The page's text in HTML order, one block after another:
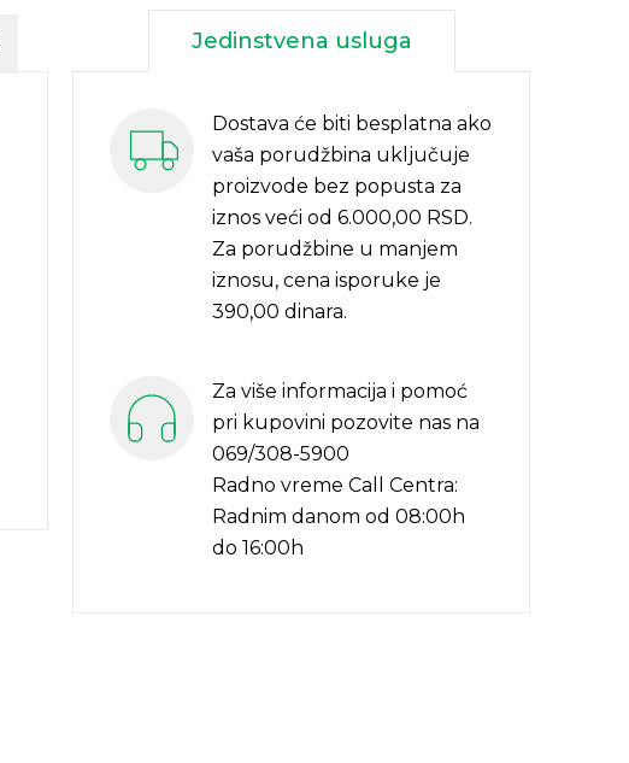
Jedinstvena usluga
Dostava će biti besplatna ako
vaša porudžbina uključuje
proizvode bez popusta za
iznos veći od 6.000,00 RSD.
Za porudžbine u manjem
iznosu, cena isporuke je
390,00 dinara.
Za više informacija i pomoć
pri kupovini pozovite nas na
069/308-5900
Radno vreme Call Centra:
Radnim danom od 08:00h
do 16:00h